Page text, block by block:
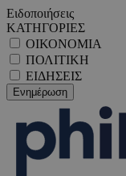
Ειδοποιήσεις
ΚΑΤΗΓΟΡΙΕΣ
ΟΙΚΟΝΟΜΙΑ
ΠΟΛΙΤΙΚΗ
ΕΙΔΗΣΕΙΣ